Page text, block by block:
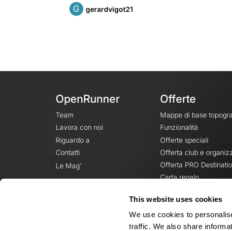
This website uses cookies
We use cookies to
traffic. We also share
G gerardvigot21
OpenRunner
Team
Lavora con noi
Riguardo a
Contatti
Le Mag'
Offerte
Mappe di base
Funzionalità
Offerte speciali
Offerta club e
Offerta PRO
Carta regalo